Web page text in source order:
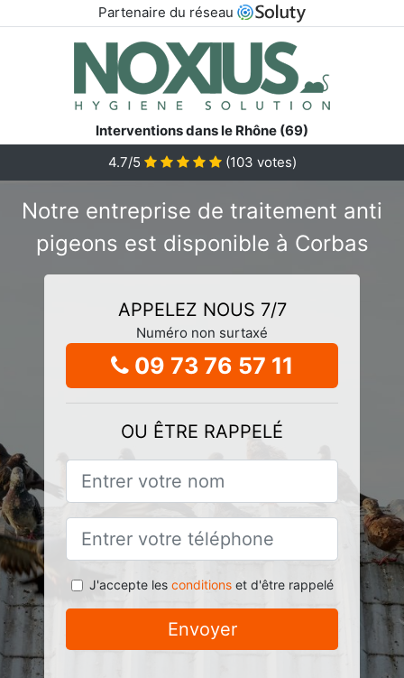
Partenaire du réseau
Interventions dans le Rhône (69)
4.7/5
(103 votes)
Notre entreprise de traitement anti
pigeons est disponible à Corbas
APPELEZ NOUS 7/7
Numéro non surtaxé
09 73 76 57 11
OU ÊTRE RAPPELÉ
J'accepte les conditionset d'être rappelé
Envoyer